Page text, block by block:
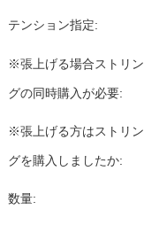
テンション指定:
※張上げる場合ストリン
グの同時購入が必要:
※張上げる方はストリン
グを購入しましたか:
数量: